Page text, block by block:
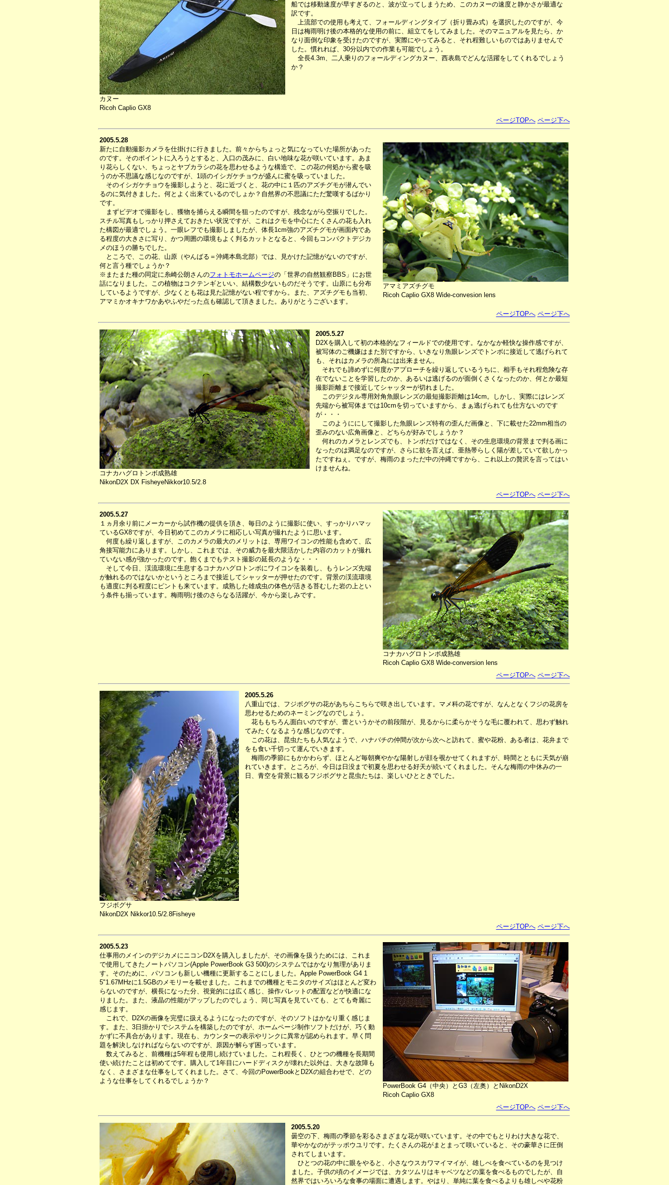
カヌー
Ricoh Caplio GX8
船では移動速度が早すぎるのと、波が立ってしまうため、このカヌーの速度と静かさが最適な
訳です。
上流部での使用も考えて、フォールディングタイプ（折り畳み式）を選択したのですが、今
日は梅雨明け後の本格的な使用の前に、組立てをしてみました。そのマニュアルを見たら、か
なり面倒な印象を受けたのですが、実際にやってみると、それ程難しいものではありませんで
した。慣れれば、30分以内での作業も可能でしょう。
全長4.3m、二人乗りのフォールディングカヌー、西表島でどんな活躍をしてくれるでしょう
か？
ページTOPへ ページ下へ
2005.5.28
新たに自動撮影カメラを仕掛けに行きました。前々からちょっと気になっていた場所があった
のです。そのポイントに入ろうとすると、入口の茂みに、白い地味な花が咲いています。あま
り花らしくない、ちょっとヤブカラシの花を思わせるような構造で、この花の何処から蜜を吸
うのか不思議な感じなのですが、1頭のイシガケチョウが盛んに蜜を吸っていました。
そのイシガケチョウを撮影しようと、花に近づくと、花の中に１匹のアズチグモが潜んでい
るのに気付きました。何とよく出来ているのでしょか？自然界の不思議にただ驚嘆するばかり
です。
まずビデオで撮影をし、獲物を捕らえる瞬間を狙ったのですが、残念ながら空振りでした。
スチル写真もしっかり押さえておきたい状況ですが、これはクモを中心にたくさんの花も入れ
た構図が最適でしょう。一眼レフでも撮影しましたが、体長1cm強のアズチグモが画面内であ
る程度の大きさに写り、かつ周囲の環境もよく判るカットとなると、今回もコンパクトデジカ
メのほうの勝ちでした。
ところで、この花、山原（やんばる＝沖縄本島北部）では、見かけた記憶がないのですが、
何と言う種でしょうか？
※またまた種の同定に糸崎公朗さんのフォトモホームページの「世界の自然観察BBS」にお世
話になりました。この植物はコクテンギといい、結構数少ないものだそうです。山原にも分布
しているようですが、少なくとも花は見た記憶がない程ですから。また、アズチグモも当初、
アマミかオキナワかあやふやだった点も確認して頂きました。ありがとうございます。
アマミアズチグモ
Ricoh Caplio GX8 Wide-convesion lens
ページTOPへ ページ下へ
コナカハグロトンボ成熟雄
NikonD2X DX FisheyeNikkor10.5/2.8
2005.5.27
D2Xを購入して初の本格的なフィールドでの使用です。なかなか軽快な操作感ですが、
被写体のご機嫌はまた別ですから、いきなり魚眼レンズでトンボに接近して逃げられて
も、それはカメラの所為には出来ません。
それでも諦めずに何度かアプローチを繰り返しているうちに、相手もそれ程危険な存
在でないことを学習したのか、あるいは逃げるのが面倒くさくなったのか、何とか最短
撮影距離まで接近してシャッターが切れました。
このデジタル専用対角魚眼レンズの最短撮影距離は14cm。しかし、実際にはレンズ
先端から被写体までは10cmを切っていますから、まぁ逃げられても仕方ないのです
が・・・
このようににして撮影した魚眼レンズ特有の歪んだ画像と、下に載せた22mm相当の
歪みのない広角画像と、どちらが好みでしょうか？
何れのカメラとレンズでも、トンボだけではなく、その生息環境の背景まで判る画に
なったのは満足なのですが、さらに欲を言えば、亜熱帯らしく陽が差していて欲しかっ
たですねぇ。ですが、梅雨のまっただ中の沖縄ですから、これ以上の贅沢を言ってはい
けませんね。
ページTOPへ ページ下へ
2005.5.27
１ヵ月余り前にメーカーから試作機の提供を頂き、毎日のように撮影に使い、すっかりハマッ
ているGX8ですが、今日初めてこのカメラに相応しい写真が撮れたように思います。
何度も繰り返しますが、このカメラの最大のメリットは、専用ワイコンの性能も含めて、広
角接写能力にあります。しかし、これまでは、その威力を最大限活かした内容のカットが撮れ
ていない感が強かったのです。飽くまでもテスト撮影の延長のような・・・
そして今日、渓流環境に生息するコナカハグロトンボにワイコンを装着し、もうレンズ先端
が触れるのではないかというところまで接近してシャッターが押せたのです。背景の渓流環境
も適度に判る程度にピントも来ています。成熟した雄成虫の体色が活きる苔むした岩の上とい
う条件も揃っています。梅雨明け後のさらなる活躍が、今から楽しみです。
コナカハグロトンボ成熟雄
Ricoh Caplio GX8 Wide-conversion lens
ページTOPへ ページ下へ
フジボグサ
NikonD2X Nikkor10.5/2.8Fisheye
2005.5.26
八重山では、フジボグサの花があちらこちらで咲き出しています。マメ科の花ですが、なんとなくフジの花房を
思わせるためのネーミングなのでしょう。
花ももちろん面白いのですが、蕾というかその前段階が、見るからに柔らかそうな毛に覆われて、思わず触れ
てみたくなるような感じなのです。
この花は、昆虫たちも人気なようで、ハナバチの仲間が次から次へと訪れて、蜜や花粉、ある者は、花弁まで
をも食い千切って運んでいきます。
梅雨の季節にもかかわらず、ほとんど毎朝爽やかな陽射しが顔を覗かせてくれますが、時間とともに天気が崩
れていきます。ところが、今日は日没まで初夏を思わせる好天が続いてくれました。そんな梅雨の中休みの一
日、青空を背景に観るフジボグサと昆虫たちは、楽しいひとときでした。
ページTOPへ ページ下へ
2005.5.23
仕事用のメインのデジカメにニコンD2Xを購入しましたが、その画像を扱うためには、これま
で使用してきたノートパソコン(Apple PowerBook G3 500)のシステムではかなり無理がありま
す。そのために、パソコンも新しい機種に更新することにしました。Apple PowerBook G4 1
5"1.67MHzに1.5GBのメモリーを載せました。これまでの機種とモニタのサイズはほとんど変わ
らないのですが、横長になった分、視覚的には広く感じ、操作パレットの配置などが快適にな
りました。また、液晶の性能がアップしたのでしょう、同じ写真を見ていても、とても奇麗に
感じます。
これで、D2Xの画像を完璧に扱えるようになったのですが、そのソフトはかなり重く感じま
す。また、3日掛かりでシステムを構築したのですが、ホームページ制作ソフトだけが、巧く動
かずに不具合があります。現在も、カウンターの表示やリンクに異常が認められます。早く問
題を解決しなければならないのですが、原因が解らず困っています。
数えてみると、前機種は5年程も使用し続けていました。これ程長く、ひとつの機種を長期間
使い続けたことは初めてです。購入して1年目にハードディスクが壊れた以外は、大きな故障も
なく、さまざまな仕事をしてくれました。さて、今回のPowerBookとD2Xの組合わせで、どの
ような仕事をしてくれるでしょうか？
PowerBook G4（中央）とG3（左奥）とNikonD2X
Ricoh Caplio GX8
ページTOPへ ページ下へ
2005.5.20
曇空の下、梅雨の季節を彩るさまざまな花が咲いています。その中でもとりわけ大きな花で、
華やかなのがテッポウユリです。たくさんの花がまとまって咲いていると、その豪華さに圧倒
されてしまいます。
ひとつの花の中に眼をやると、小さなウスカワマイマイが、雄しべを食べているのを見つけ
ました。子供の頃のイメージでは、カタツムリはキャベツなどの葉を食べるものでしたが、自
然界ではいろいろな食事の場面に遭遇します。やはり、単純に葉を食べるよりも雄しべや花粉